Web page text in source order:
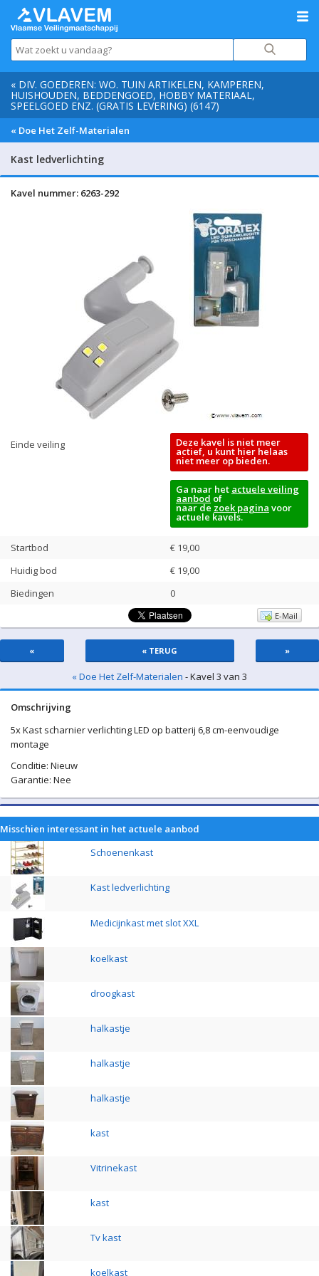
« DIV. GOEDEREN: WO. TUIN ARTIKELEN, KAMPEREN,
HUISHOUDEN, BEDDENGOED, HOBBY MATERIAAL,
SPEELGOED ENZ. (GRATIS LEVERING) (6147)
« Doe Het Zelf-Materialen
Kast ledverlichting
Kavel nummer: 6263-292
Einde veiling Deze kavel is niet meer
actief, u kunt hier helaas
niet meer op bieden.
Ga naar het actuele veiling
aanbod of
naar de zoek pagina voor
actuele kavels.
Startbod
€ 19,00
Huidig bod
€ 19,00
Biedingen
0
E-Mail
« « TERUG »
« Doe Het Zelf-Materialen - Kavel 3 van 3
Omschrijving
5x Kast scharnier verlichting LED op batterij 6,8 cm-eenvoudige
montage
Conditie: Nieuw
Garantie: Nee
Misschien interessant in het actuele aanbod
Schoenenkast
Kast ledverlichting
Medicijnkast met slot XXL
koelkast
droogkast
halkastje
halkastje
halkastje
kast
Vitrinekast
kast
Tv kast
koelkast